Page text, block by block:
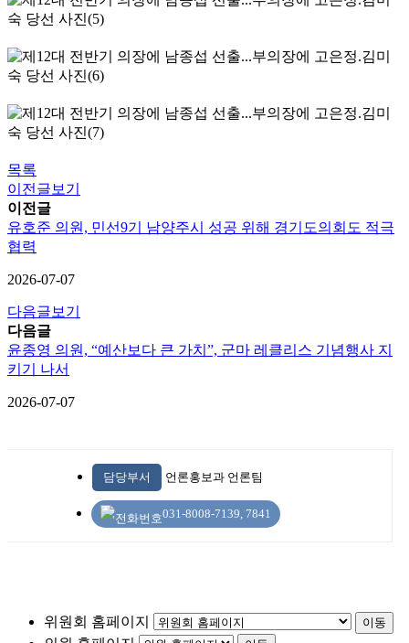
목록
이전글보기
이전글
유호준 의원, 민선9기 남양주시 성공 위해 경기도의회도 적극
협력
2026-07-07
다음글보기
다음글
윤종영 의원, “예산보다 큰 가치”, 군마 레클리스 기념행사 지
키기 나서
2026-07-07
담당부서 언론홍보과 언론팀
031-8008-7139, 7841
위원회 홈페이지 이동